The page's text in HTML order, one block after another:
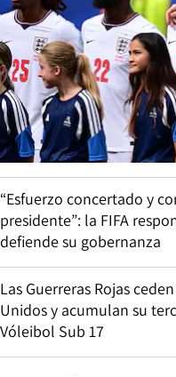
“Esfuerzo concertado y
presidente”: la FIFA
defiende su gobernanza
Las Guerreras Rojas
Unidos y acumulan su
Vóleibol Sub 17